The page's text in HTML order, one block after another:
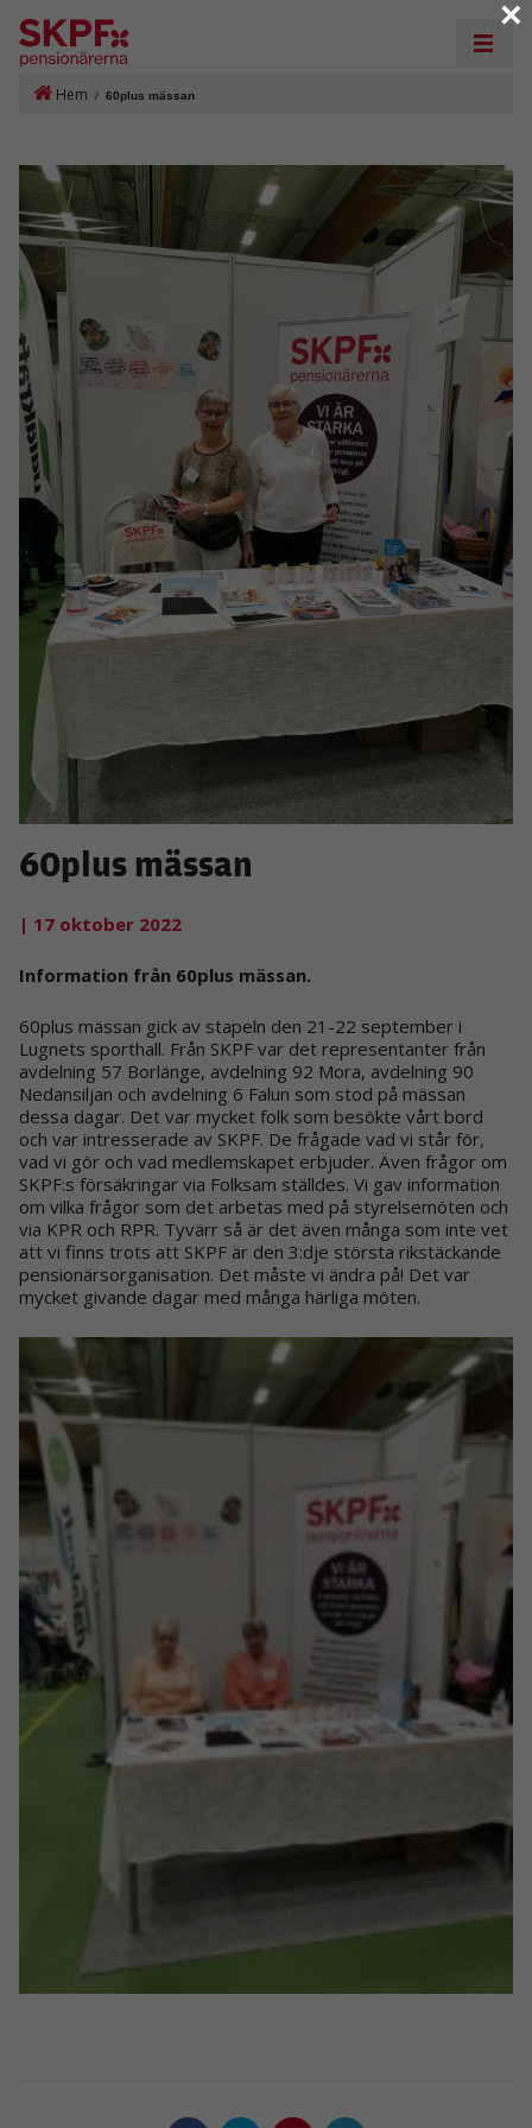
Hem / 60plus mässan
60plus mässan
| 17 oktober 2022
Information från 60plus mässan.
60plus mässan gick av stapeln den 21-22 september i
Lugnets sporthall. Från SKPF var det representanter från
avdelning 57 Borlänge, avdelning 92 Mora, avdelning 90
Nedansiljan och avdelning 6 Falun som stod på mässan
dessa dagar. Det var mycket folk som besökte vårt bord
och var intresserade av SKPF. De frågade vad vi står för,
vad vi gör och vad medlemskapet erbjuder. Även frågor om
SKPF:s försäkringar via Folksam ställdes. Vi gav information
om vilka frågor som det arbetas med på styrelsemöten och
via KPR och RPR. Tyvärr så är det även många som inte vet
att vi finns trots att SKPF är den 3:dje största rikstäckande
pensionärsorganisation. Det måste vi ändra på! Det var
mycket givande dagar med många härliga möten.
×